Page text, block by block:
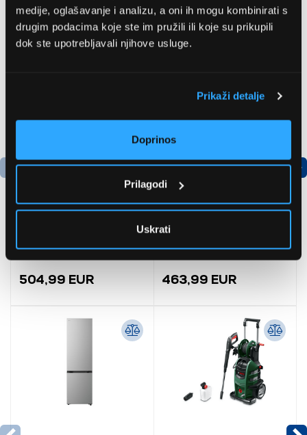
medije, oglašavanje i analizu, a oni ih mogu kombinirati s
drugim podacima koje ste im pružili ili koje su prikupili
dok ste upotrebljavali njihove usluge.
Prikaži detalje
Doprinos
Prilagodi
Uskrati
Preporučujemo za vas
Hladnjak s donjim
zamrzivačem
504,99 EUR
Bosch
AdvancedAquatak 160
visokotlačni perač
(06008A7800)
463,99 EUR